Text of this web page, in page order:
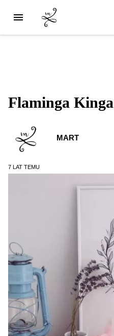
Flaminga Kinga
MART
7 LAT TEMU